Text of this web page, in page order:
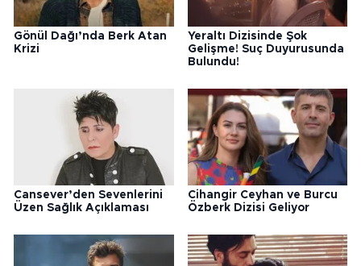
Gönül Dağı’nda Berk Atan
Krizi
Yeraltı Dizisinde Şok
Gelişme! Suç Duyurusunda
Bulundu!
Cansever’den Sevenlerini
Üzen Sağlık Açıklaması
Cihangir Ceyhan ve Burcu
Özberk Dizisi Geliyor